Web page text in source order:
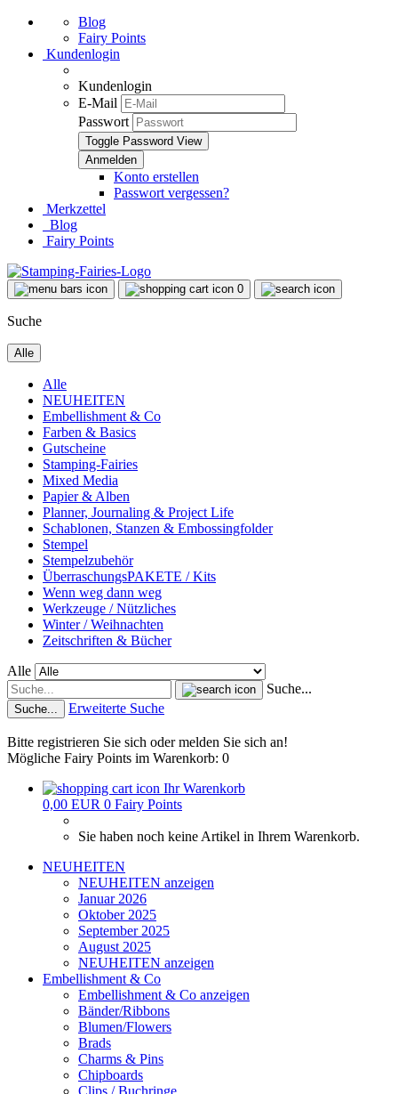
Blog
Fairy Points
Kundenlogin
Kundenlogin
E-Mail
Passwort
Toggle Password View
Konto erstellen
Passwort vergessen?
Merkzettel
Blog
Fairy Points
0
Suche
Alle
Alle
NEUHEITEN
Embellishment & Co
Farben & Basics
Gutscheine
Stamping-Fairies
Mixed Media
Papier & Alben
Planner, Journaling & Project Life
Schablonen, Stanzen & Embossingfolder
Stempel
Stempelzubehör
ÜberraschungsPAKETE / Kits
Wenn weg dann weg
Werkzeuge / Nützliches
Winter / Weihnachten
Zeitschriften & Bücher
Alle
Suche...
Suche... Erweiterte Suche
Bitte registrieren Sie sich oder melden Sie sich an!
Mögliche Fairy Points im Warenkorb: 0
Ihr Warenkorb
0,00 EUR 0 Fairy Points
Sie haben noch keine Artikel in Ihrem Warenkorb.
NEUHEITEN
NEUHEITEN anzeigen
Januar 2026
Oktober 2025
September 2025
August 2025
NEUHEITEN anzeigen
Embellishment & Co
Embellishment & Co anzeigen
Bänder/Ribbons
Blumen/Flowers
Brads
Charms & Pins
Chipboards
Clips / Buchringe